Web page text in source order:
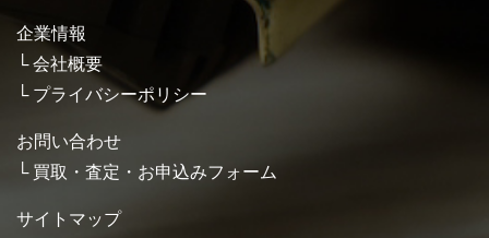
企業情報
会社概要
プライバシーポリシー
お問い合わせ
買取・査定・お申込みフォーム
サイトマップ